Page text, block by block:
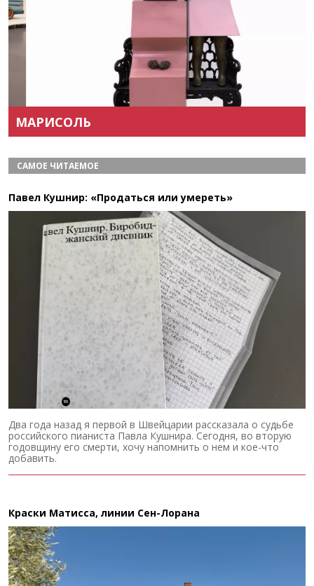
МАРИСОЛЬ
САМОЕ ЧИТАЕМОЕ
Павел Кушнир: «Продаться или умереть»
Два года назад я первой в Швейцарии рассказала о судьбе
российского пианиста Павла Кушнира. Сегодня, во вторую
годовщину его смерти, хочу напомнить о нем и кое-что
добавить.
Краски Матисса, линии Сен-Лорана